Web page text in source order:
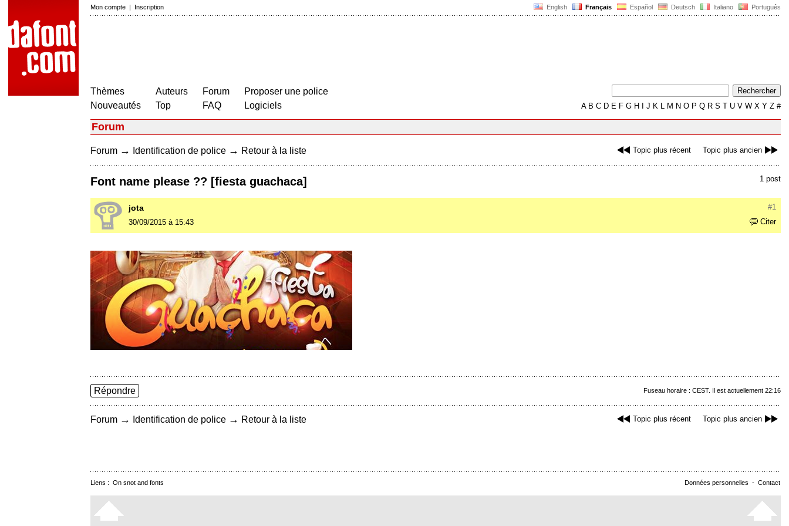
English Français Español Deutsch Italiano Português
Mon compte | Inscription
Thèmes
Nouveautés
Auteurs
Top
Forum
FAQ
Proposer une police
Logiciels
AB C D E F G H J K L M N O P Q R S T U V W X Y Z #
Forum
Topic plus récent Topic plus ancien
Forum → Identification de police → Retour à la liste
1 post
Font name please ?? [fiesta guachaca]
#1
jota
Citer
30/09/2015 à 15:43
Fuseau horaire : CEST. Il est actuellement 22:16
Répondre
Topic plus récent Topic plus ancien
Forum → Identification de police → Retour à la liste
Données personnelles - Contact
Liens : On snot and fonts